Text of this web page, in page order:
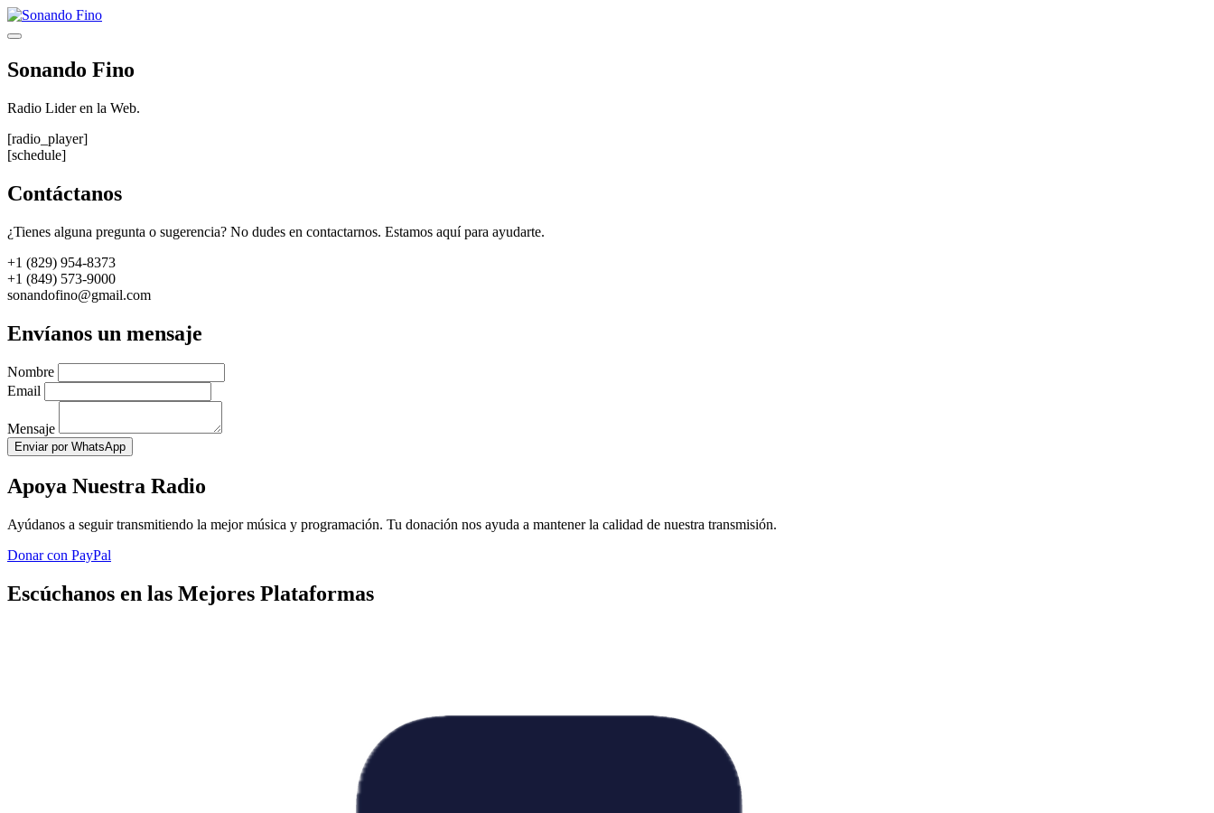
Saltar
al
Menú
Sonando Fino
Radio Lider en la Web.
[radio_player]
[schedule]
Contáctanos
¿Tienes alguna pregunta o sugerencia? No dudes en contactarnos. Estamos aquí para ayudarte.
+1 (829) 954-8373
+1 (849) 573-9000
sonandofino@gmail.com
Envíanos un mensaje
Nombre
Email
Mensaje
Enviar por WhatsApp
Apoya Nuestra Radio
Ayúdanos a seguir transmitiendo la mejor música y programación. Tu donación nos ayuda a mantener la calidad de nuestra transmisión.
Donar con PayPal
Escúchanos en las Mejores Plataformas